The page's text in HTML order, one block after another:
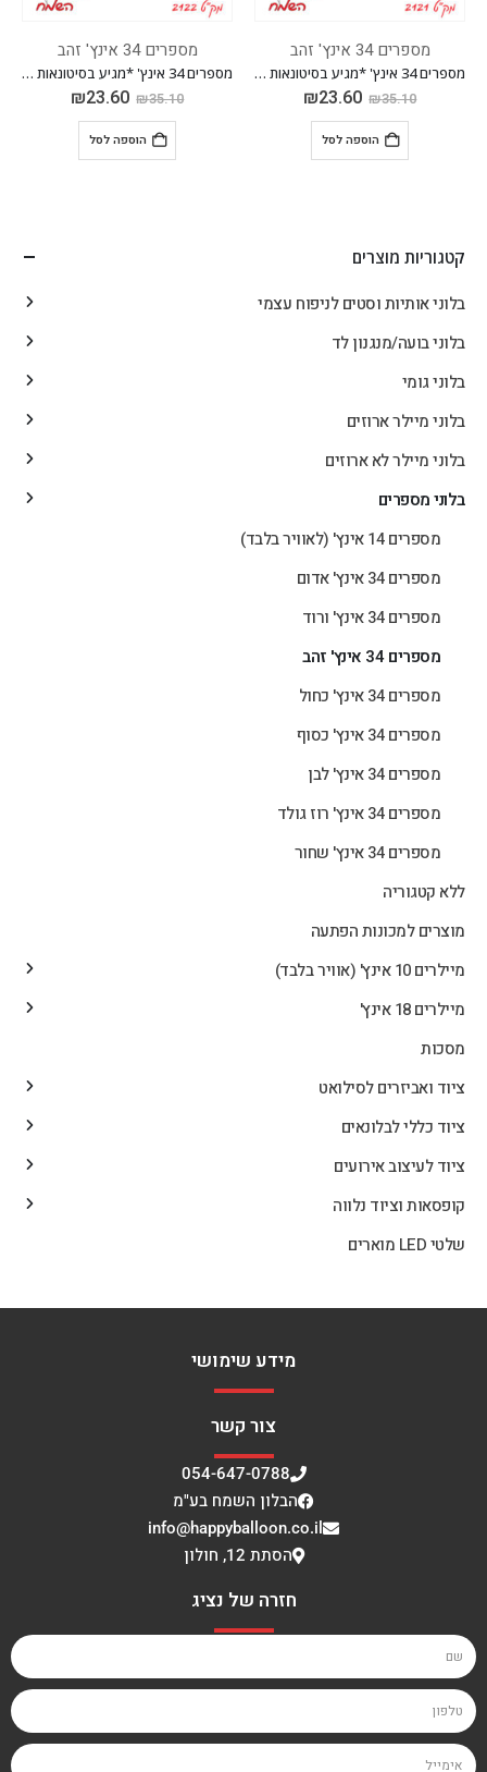
מספרים 34 אינץ' זהב
מספרים 34 אינץ' *מגיע בסיטונאות חבילה של 5 יח'*
₪35.10
₪23.60
הוספה לסל
מספרים 34 אינץ' זהב
מספרים 34 אינץ' *מגיע בסיטונאות חבילה של 5 יח'*
₪35.10
₪23.60
הוספה לסל
קטגוריות מוצרים
בלוני אותיות וסטים לניפוח עצמי
בלוני בועה/מנגנון לד
בלוני גומי
בלוני מיילר ארוזים
בלוני מיילר לא ארוזים
בלוני מספרים
מספרים 14 אינץ' (לאוויר בלבד)
מספרים 34 אינץ' אדום
מספרים 34 אינץ' ורוד
מספרים 34 אינץ' זהב
מספרים 34 אינץ' כחול
מספרים 34 אינץ' כסוף
מספרים 34 אינץ' לבן
מספרים 34 אינץ' רוז גולד
מספרים 34 אינץ' שחור
ללא קטגוריה
מוצרים למכונות הפתעה
מיילרים 10 אינץ' (אוויר בלבד)
מיילרים 18 אינץ'
מסכות
ציוד ואביזרים לסילואט
ציוד כללי לבלונאים
ציוד לעיצוב אירועים
קופסאות וציוד נלווה
שלטי LED מוארים
מידע שימושי
צור קשר
054-647-0788
הבלון השמח בע"מ
info@happyballoon.co.il
הסתת 12, חולון
חזרה של נציג